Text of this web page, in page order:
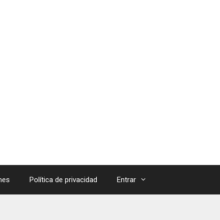
Política de privacidad Entrar